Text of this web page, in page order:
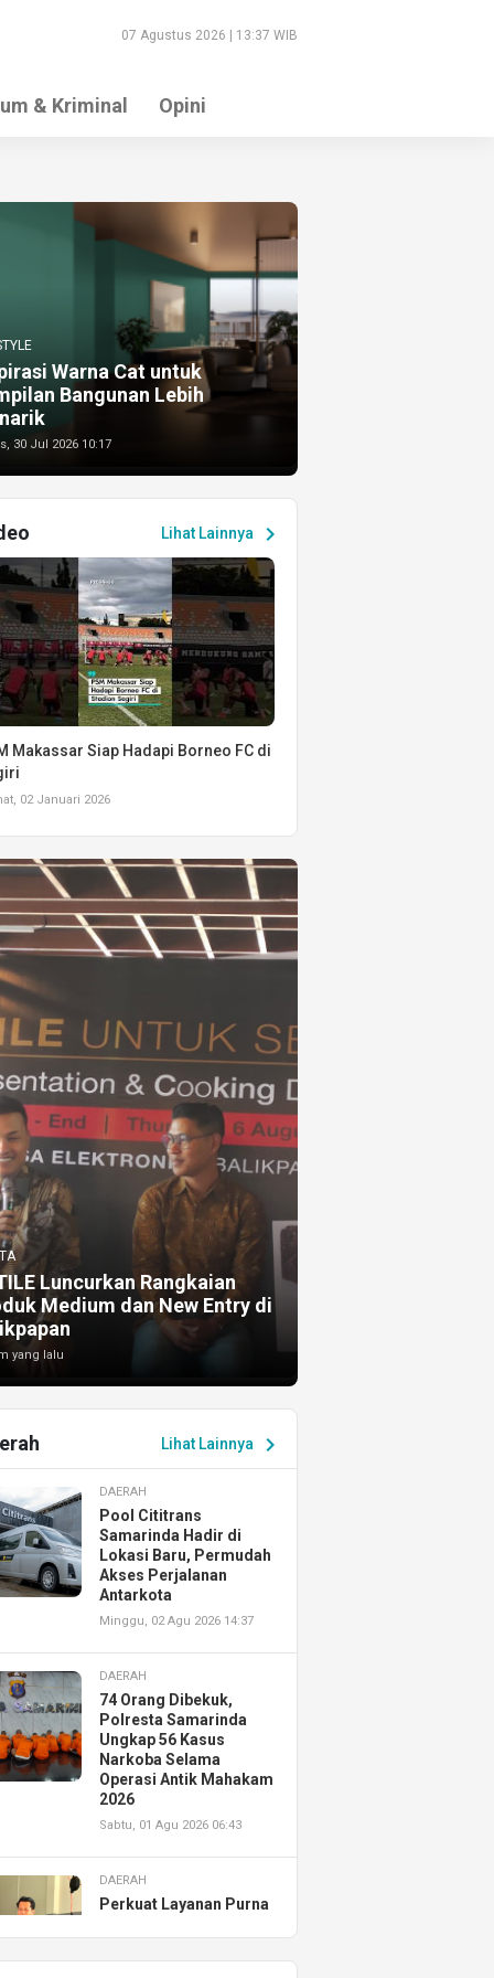
07 Agustus 2026 | 13:37 WIB
& Kriminal Opini
Warna Cat untuk
Bangunan Lebih
30 Jul 2026 10:17
Lihat Lainnya chevron_right
Makassar Siap Hadapi Borneo FC di
02 Januari 2026
Luncurkan Rangkaian
Medium dan New Entry di
yang lalu
Lihat Lainnya chevron_right
DAERAH
Pool Cititrans
Samarinda Hadir di
Lokasi Baru, Permudah
Akses Perjalanan
Antarkota
Minggu, 02 Agu 2026 14:37
DAERAH
74 Orang Dibekuk,
Polresta Samarinda
Ungkap 56 Kasus
Narkoba Selama
Operasi Antik Mahakam
2026
Sabtu, 01 Agu 2026 06:43
DAERAH
Perkuat Layanan Purna
Resmikan AHASS